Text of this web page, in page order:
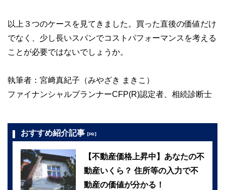
以上３つのケースを見てきました。買った直後の価値だけ
でなく、少し長いスパンでコストパフォーマンスを考える
ことが必要ではないでしょうか。
執筆者：宮﨑真紀子（みやざき まきこ）
ファイナンシャルプランナーCFP(R)認定者、相続診断士
おすすめ紹介記事 【PR】
【不動産価格上昇中】あなたの不
動産いくら？ 住所等の入力で不
動産の価値が分かる！